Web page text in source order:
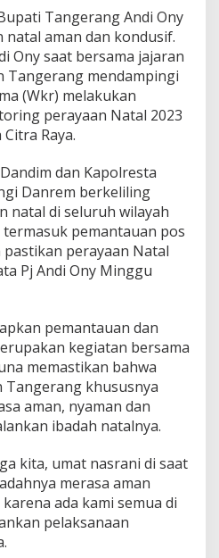
Tangerang Andi Ony
natal aman dan kondusif.
Ony saat bersama jajaran
Tangerang mendampingi
(Wkr) melakukan
perayaan Natal 2023
Raya.
dan Kapolresta
Danrem berkeliling
natal di seluruh wilayah
pemantauan pos
perayaan Natal
Pj Andi Ony Minggu
pemantauan dan
kegiatan bersama
memastikan bahwa
Tangerang khususnya
aman, nyaman dan
ibadah natalnya.
kita, umat nasrani di saat
merasa aman
ada kami semua di
pelaksanaan